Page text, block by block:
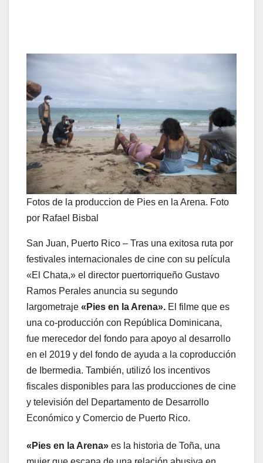
Fotos de la produccion de Pies en la Arena. Foto
por Rafael Bisbal
San Juan, Puerto Rico – Tras una exitosa ruta por
festivales internacionales de cine con su película
«El Chata,» el director puertorriqueño Gustavo
Ramos Perales anuncia su segundo
largometraje «Pies en la Arena». El filme que es
una co-producción con República Dominicana,
fue merecedor del fondo para apoyo al desarrollo
en el 2019 y del fondo de ayuda a la coproducción
de Ibermedia. También, utilizó los incentivos
fiscales disponibles para las producciones de cine
y televisión del Departamento de Desarrollo
Económico y Comercio de Puerto Rico.
«Pies en la Arena» es la historia de Toña, una